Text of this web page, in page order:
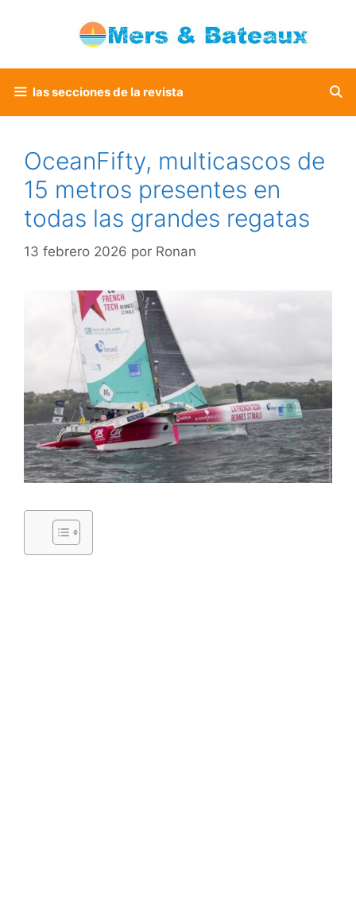
las secciones de la revista
OceanFifty, multicascos de
15 metros presentes en
todas las grandes regatas
13 febrero 2026 por Ronan